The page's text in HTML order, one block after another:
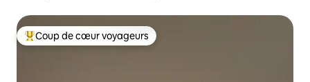
Coups de cœur voyageurs les plus appréciés
Coup de cœur voyageurs